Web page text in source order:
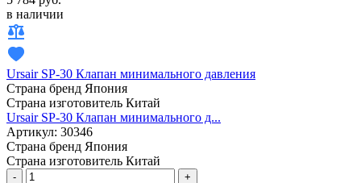
в наличии
Ursair SP-30 Клапан минимального давления
Страна бренд Япония
Страна изготовитель Китай
Ursair SP-30 Клапан минимального д...
Артикул: 30346
Страна бренд Япония
Страна изготовитель Китай
-
+